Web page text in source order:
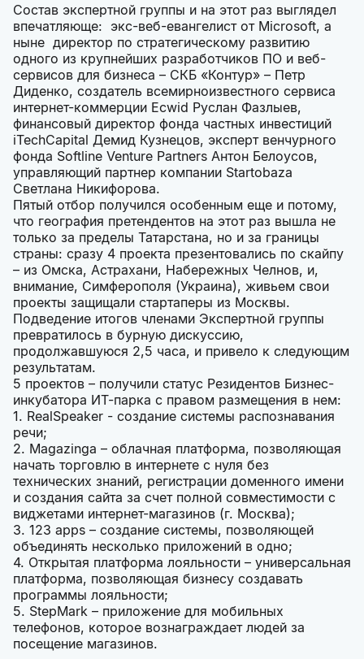
Состав экспертной группы и на этот раз выглядел
впечатляюще: экс-веб-евангелист от Microsoft, а
ныне директор по стратегическому развитию
одного из крупнейших разработчиков ПО и веб-
сервисов для бизнеса – СКБ «Контур» – Петр
Диденко, создатель всемирноизвестного сервиса
интернет-коммерции Ecwid Руслан Фазлыев,
финансовый директор фонда частных инвестиций
iTechCapital Демид Кузнецов, эксперт венчурного
фонда Softline Venture Partners Антон Белоусов,
управляющий партнер компании Startobaza
Светлана Никифорова.
Пятый отбор получился особенным еще и потому,
что география претендентов на этот раз вышла не
только за пределы Татарстана, но и за границы
страны: сразу 4 проекта презентовались по скайпу
– из Омска, Астрахани, Набережных Челнов, и,
внимание, Симферополя (Украина), живьем свои
проекты защищали стартаперы из Москвы.
Подведение итогов членами Экспертной группы
превратилось в бурную дискуссию,
продолжавшуюся 2,5 часа, и привело к следующим
результатам.
5 проектов – получили статус Резидентов Бизнес-
инкубатора ИТ-парка с правом размещения в нем:
1. RealSpeaker - создание системы распознавания
речи;
2. Magazinga – облачная платформа, позволяющая
начать торговлю в интернете с нуля без
технических знаний, регистрации доменного имени
и создания сайта за счет полной совместимости с
виджетами интернет-магазинов (г. Москва);
3. 123 apps – создание системы, позволяющей
объединять несколько приложений в одно;
4. Открытая платформа лояльности – универсальная
платформа, позволяющая бизнесу создавать
программы лояльности;
5. StepMark – приложение для мобильных
телефонов, которое вознаграждает людей за
посещение магазинов.